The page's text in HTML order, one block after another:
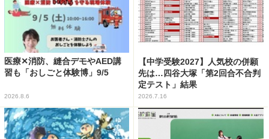
医療✕消防、縫合デモやAED講
習も「おしごと体験博」9/5
2026.8.6
【中学受験2027】人気校の併願
先は…四谷大塚「第2回合不合判
定テスト」結果
2026.7.16